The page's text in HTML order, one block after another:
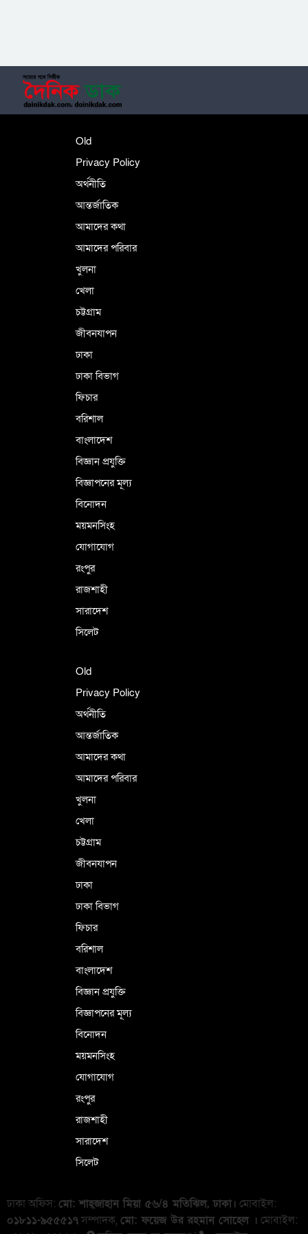
Old
Privacy Policy
অর্থনীতি
আন্তর্জাতিক
আমাদের কথা
আমাদের পরিবার
খুলনা
খেলা
চট্টগ্রাম
জীবনযাপন
ঢাকা
ঢাকা বিভাগ
ফিচার
বরিশাল
বাংলাদেশ
বিজ্ঞান প্রযুক্তি
বিজ্ঞাপনের মূল্য
বিনোদন
ময়মনসিংহ
যোগাযোগ
রংপুর
রাজশাহী
সারাদেশ
সিলেট
Old
Privacy Policy
অর্থনীতি
আন্তর্জাতিক
আমাদের কথা
আমাদের পরিবার
খুলনা
খেলা
চট্টগ্রাম
জীবনযাপন
ঢাকা
ঢাকা বিভাগ
ফিচার
বরিশাল
বাংলাদেশ
বিজ্ঞান প্রযুক্তি
বিজ্ঞাপনের মূল্য
বিনোদন
ময়মনসিংহ
যোগাযোগ
রংপুর
রাজশাহী
সারাদেশ
সিলেট
ঢাকা অফিস: মো: শাহ্জাহান মিয়া ৫৬/৪ মতিঝিল, ঢাকা। মোবাইল:
০১৮১১-৯৫৫৫১৭সম্পাদক, মো: ফয়েজ উর রহমান সোহেল । মোবাইল: